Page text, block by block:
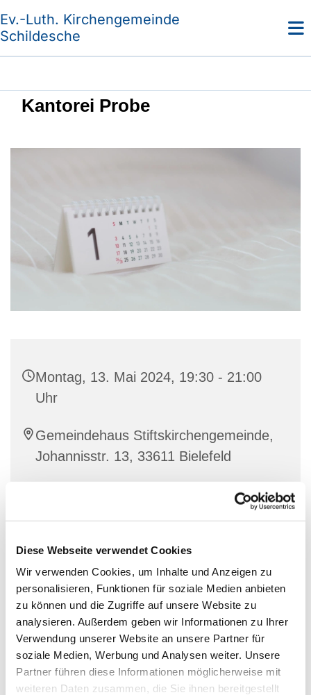
Diese Webseite verwendet Cookies
Wir verwenden Cookies, um Inhalte und Anzeigen zu
personalisieren, Funktionen für soziale Medien anbieten
zu können und die Zugriffe auf unsere Website zu
analysieren. Außerdem geben wir Informationen zu Ihrer
Verwendung unserer Website an unsere Partner für
soziale Medien, Werbung und Analysen weiter. Unsere
Partner führen diese Informationen möglicherweise mit
weiteren Daten zusammen, die Sie ihnen bereitgestellt
Ev.-Luth. Kirchengemeinde
Schildesche
Kantorei Probe
Montag, 13. Mai 2024, 19:30 - 21:00
Uhr
Gemeindehaus Stiftskirchengemeinde,
Johannisstr. 13, 33611 Bielefeld